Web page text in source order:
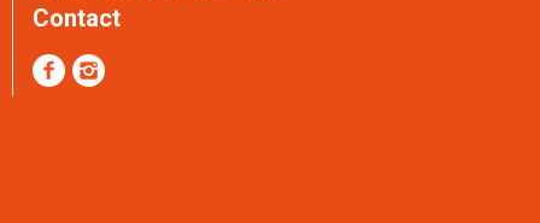
Contact